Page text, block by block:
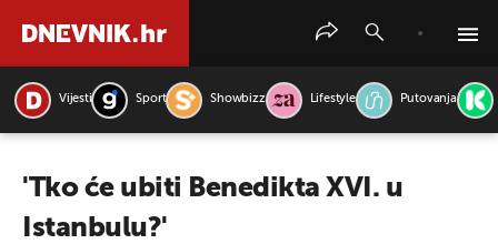
Vijesti Sport Showbizz Lifestyle Putovanja
'Tko će ubiti Benedikta XVI. u
Istanbulu?'
PRETRAŽITE VIJESTI